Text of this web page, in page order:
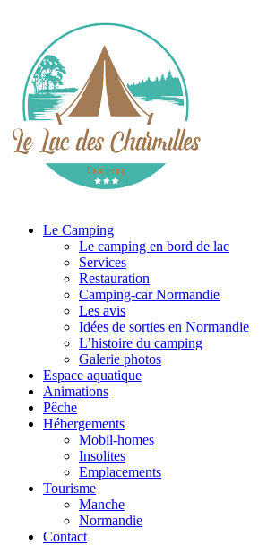
Le Camping
Le camping en bord de lac
Services
Restauration
Camping-car Normandie
Les avis
Idées de sorties en Normandie
L’histoire du camping
Galerie photos
Espace aquatique
Animations
Pêche
Hébergements
Mobil-homes
Insolites
Emplacements
Tourisme
Manche
Normandie
Contact